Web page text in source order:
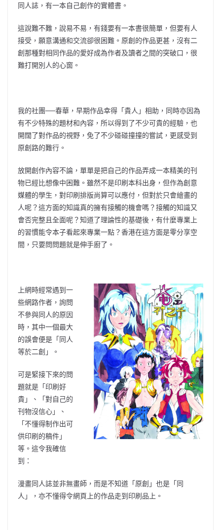
同人誌，有一本自己創作的實體書。
這說難不難，說易不易，有錢要有一本書很簡單，但要有人
接受，願意溝通和交流卻很困難。原創的作品更甚，沒有二
創那種對相同作品的愛好成為作者及讀者之間的突破口，很
難打開別人的心窗。
我的社團──春華，早期作品幸得「貴人」相助，同時亦因為
有不少特殊的題材和內容，所以得到了不少可貴的經驗，也
開闊了對作品的視野，免了不少碰碰撞撞的嘗試，更感受到
原創路的難行。
放開創作內容不論，單單是把自己的作品弄成一本精美的刊
物已經比想像中困難。雖然不是印刷本科出身，但作為創意
媒體的學生，對印刷排版尚算可以應付，但對於只會繪畫的
人呢？這方面的知識真的擁有接觸的機會嗎？接觸的知識又
會否完整且全面呢？知道了理論性的基礎後，有什麼專業上
的習慣能令本子看起來專業一點？香港在這方面是零分享空
間，只要問問題就是伸手廚了。
上網時經常遇到一
些網路作者，詢問
不參與同人的原因
時，其中一個最大
的誤會便是「同人
等於二創」。
可是緊接下來的問
題就是「印刷好
貴」、「對自己的
刊物沒信心」、
「不懂得制作出可
供印刷的稿件」
等。這令我確信
到：
漫畫同人誌並非無畫師，而是不知道「原創」也是「同
人」，亦不懂得令網頁上的作品走到印刷品上。